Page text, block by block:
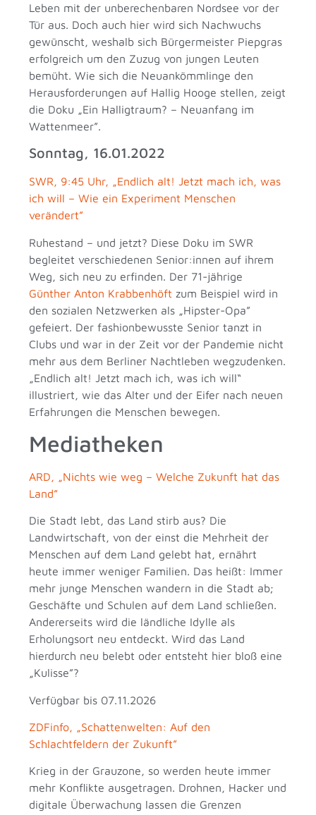
Leben mit der unberechenbaren Nordsee vor der
Tür aus. Doch auch hier wird sich Nachwuchs
gewünscht, weshalb sich Bürgermeister Piepgras
erfolgreich um den Zuzug von jungen Leuten
bemüht. Wie sich die Neuankömmlinge den
Herausforderungen auf Hallig Hooge stellen, zeigt
die Doku „Ein Halligtraum? – Neuanfang im
Wattenmeer”.
Sonntag, 16.01.2022
SWR, 9:45 Uhr, „Endlich alt! Jetzt mach ich, was
ich will – Wie ein Experiment Menschen
verändert”
Ruhestand – und jetzt? Diese Doku im SWR
begleitet verschiedenen Senior:innen auf ihrem
Weg, sich neu zu erfinden. Der 71-jährige
Günther Anton Krabbenhöft zum Beispiel wird in
den sozialen Netzwerken als „Hipster-Opa”
gefeiert. Der fashionbewusste Senior tanzt in
Clubs und war in der Zeit vor der Pandemie nicht
mehr aus dem Berliner Nachtleben wegzudenken.
„Endlich alt! Jetzt mach ich, was ich will“
illustriert, wie das Alter und der Eifer nach neuen
Erfahrungen die Menschen bewegen.
Mediatheken
ARD, „Nichts wie weg – Welche Zukunft hat das
Land”
Die Stadt lebt, das Land stirb aus? Die
Landwirtschaft, von der einst die Mehrheit der
Menschen auf dem Land gelebt hat, ernährt
heute immer weniger Familien. Das heißt: Immer
mehr junge Menschen wandern in die Stadt ab;
Geschäfte und Schulen auf dem Land schließen.
Andererseits wird die ländliche Idylle als
Erholungsort neu entdeckt. Wird das Land
hierdurch neu belebt oder entsteht hier bloß eine
„Kulisse”?
Verfügbar bis 07.11.2026
ZDFinfo, „Schattenwelten: Auf den
Schlachtfeldern der Zukunft”
Krieg in der Grauzone, so werden heute immer
mehr Konflikte ausgetragen. Drohnen, Hacker und
digitale Überwachung lassen die Grenzen